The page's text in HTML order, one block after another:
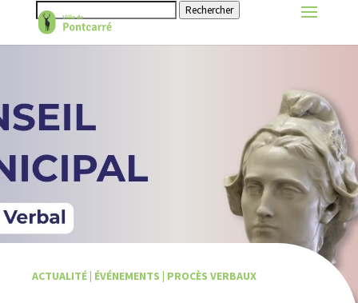
Rechercher
ACTUALITÉ| ÉVÉNEMENTS | PROCÈS VERBAUX